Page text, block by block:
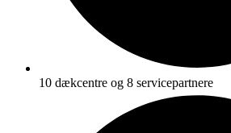
10 dækcentre og 8 servicepartnere